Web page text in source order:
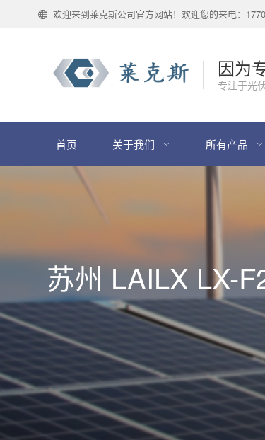
欢迎来到莱克斯公司官方网站！欢迎您的来电：
因为
专注于光
首页 关于我们 所有产品
苏州 LAILX LX-